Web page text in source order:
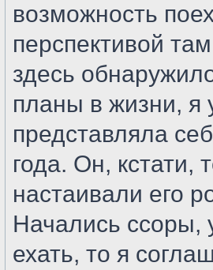
возможность
перспективой
здесь
планы в жизни, я
представляла
года. Он, кстати,
настаивали его
Начались ссоры,
ехать, то я